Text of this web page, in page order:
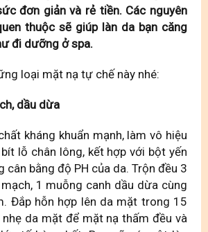
đơn giản và rẻ tiền. Các nguyên
thuộc sẽ giúp làn da bạn căng
đi dưỡng ở spa.
loại mặt nạ tự chế này nhé:
dầu dừa
kháng khuẩn mạnh, làm vô hiệu
lỗ chân lông, kết hợp với bột yến
cân bằng độ PH của da. Trộn đều 3
1 muỗng canh dầu dừa cùng
Đắp hỗn hợp lên da mặt trong 15
nhẹ da mặt để mặt nạ thấm đều và